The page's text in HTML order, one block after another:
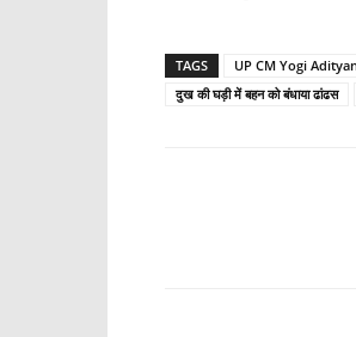
TAGS
UP CM Yogi
दुख की घड़ी में बहन को बंधाया ढांढस